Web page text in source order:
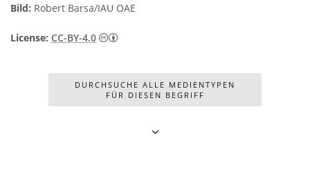
Bild: Robert Barsa/IAU OAE
License: CC-BY-4.0 Creative Commons Namensnennung 4.0
DURCHSUCHE ALLE MEDIENTYPEN
FÜR DIESEN BEGRIFF